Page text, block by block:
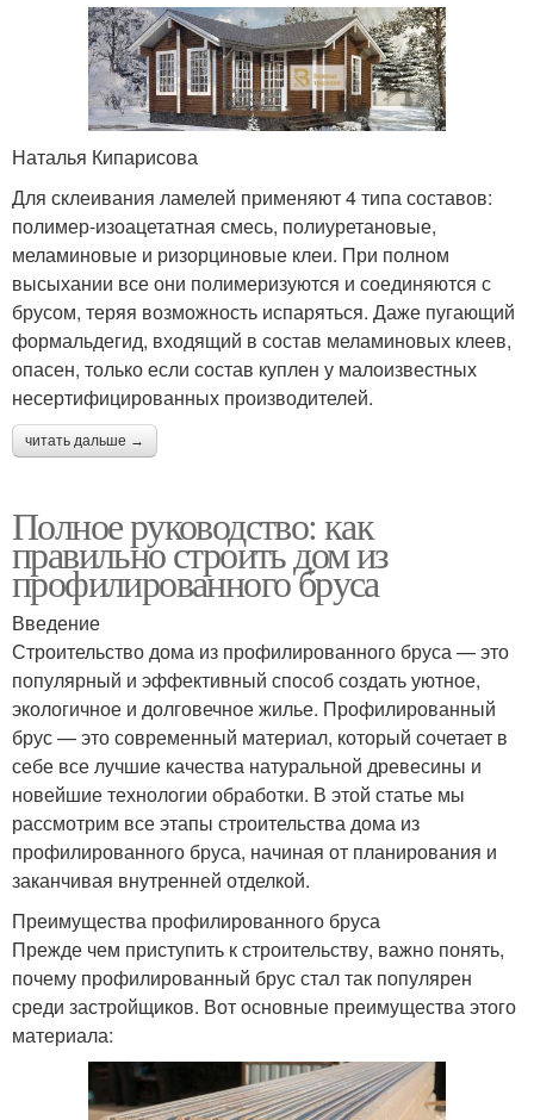
Наталья Кипарисова
Для склеивания ламелей применяют 4 типа составов:
полимер-изоацетатная смесь, полиуретановые,
меламиновые и ризорциновые клеи. При полном
высыхании все они полимеризуются и соединяются с
брусом, теряя возможность испаряться. Даже пугающий
формальдегид, входящий в состав меламиновых клеев,
опасен, только если состав куплен у малоизвестных
несертифицированных производителей.
читать дальше →
Полное руководство: как
правильно строить дом из
профилированного бруса
Введение
Строительство дома из профилированного бруса — это
популярный и эффективный способ создать уютное,
экологичное и долговечное жилье. Профилированный
брус — это современный материал, который сочетает в
себе все лучшие качества натуральной древесины и
новейшие технологии обработки. В этой статье мы
рассмотрим все этапы строительства дома из
профилированного бруса, начиная от планирования и
заканчивая внутренней отделкой.
Преимущества профилированного бруса
Прежде чем приступить к строительству, важно понять,
почему профилированный брус стал так популярен
среди застройщиков. Вот основные преимущества этого
материала: